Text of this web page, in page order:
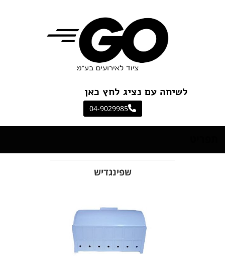
לשיחה עם נציג לחץ כאן
04-9029985
שפינגדיש